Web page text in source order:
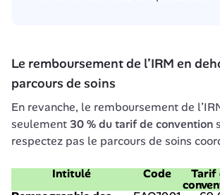
Le remboursement de l’IRM en
parcours de soins
En revanche, le remboursement de
seulement 30 % du tarif de convention
respectez pas le parcours de soins
Intitulé Code Tarif